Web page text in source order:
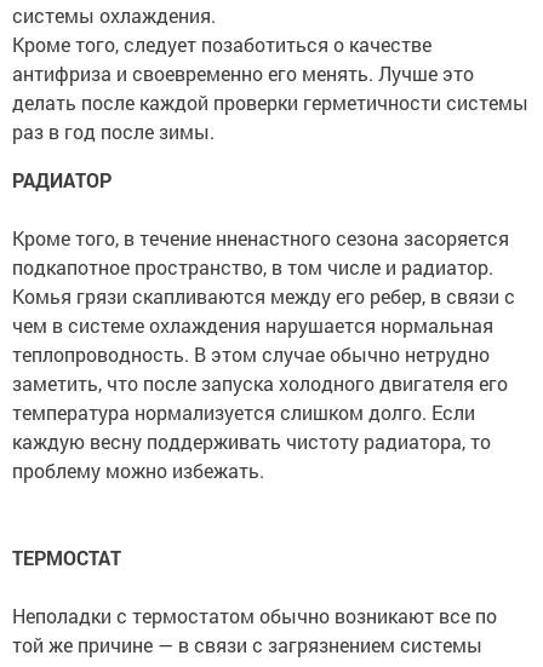
системы охлаждения.
Кроме того, следует позаботиться о качестве
антифриза и своевременно его менять. Лучше это
делать после каждой проверки герметичности системы
раз в год после зимы.
РАДИАТОР
Кроме того, в течение нненастного сезона засоряется
подкапотное пространство, в том числе и радиатор.
Комья грязи скапливаются между его ребер, в связи с
чем в системе охлаждения нарушается нормальная
теплопроводность. В этом случае обычно нетрудно
заметить, что после запуска холодного двигателя его
температура нормализуется слишком долго. Если
каждую весну поддерживать чистоту радиатора, то
проблему можно избежать.
ТЕРМОСТАТ
Неполадки с термостатом обычно возникают все по
той же причине — в связи с загрязнением системы